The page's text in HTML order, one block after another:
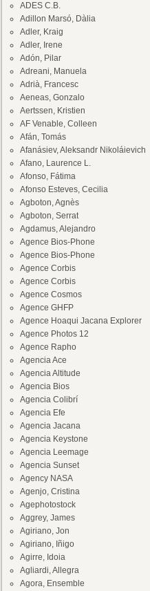
ADES C.B.
Adillon Marsó, Dàlia
Adler, Kraig
Adler, Irene
Adón, Pilar
Adreani, Manuela
Adrià, Francesc
Aeneas, Gonzalo
Aertssen, Kristien
AF Venable, Colleen
Afán, Tomás
Afanásiev, Aleksandr Nikoláievich
Afano, Laurence L.
Afonso, Fátima
Afonso Esteves, Cecilia
Agboton, Agnès
Agboton, Serrat
Agdamus, Alejandro
Agence Bios-Phone
Agence Bios-Phone
Agence Corbis
Agence Corbis
Agence Cosmos
Agence GHFP
Agence Hoaqui Jacana Explorer
Agence Photos 12
Agence Rapho
Agencia Ace
Agencia Altitude
Agencia Bios
Agencia Colibrí
Agencia Efe
Agencia Jacana
Agencia Keystone
Agencia Leemage
Agencia Sunset
Agency NASA
Agenjo, Cristina
Agephotostock
Aggrey, James
Agiriano, Jon
Agiriano, Iñigo
Agirre, Idoia
Agliardi, Allegra
Agora, Ensemble